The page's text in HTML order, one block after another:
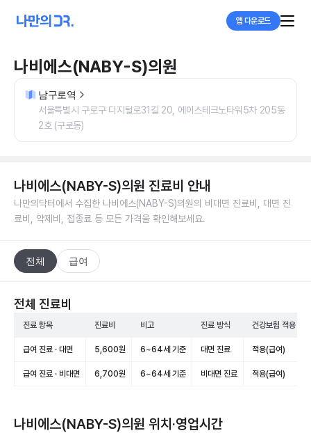
앱 다운로드
나비에스(NABY-S)의원
남구로역
서울특별시 구로구 디지털로31길 20, 에이스테크노타워5차 205동
2호 (구로동)
나비에스(NABY-S)의원 진료비 안내
나만의닥터에서 수집한 나비에스(NABY-S)의원의 비대면 진료비, 대면 진
료비, 약제비, 접종료 등 모든 가격을 확인해보세요.
전체 급여
전체 진료비
진료 항목 진료비 비고 진료 방식 건강보험 적용
급여 진료 · 대면 5,600원 6~64세 기준 대면 진료 적용(급여)
급여 진료 · 비대면 6,700원 6~64세 기준 비대면 진료 적용(급여)
나비에스(NABY-S)의원 위치·영업시간